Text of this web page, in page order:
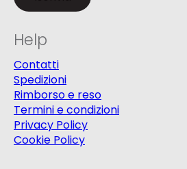
Help
Contatti
Spedizioni
Rimborso e reso
Termini e condizioni
Privacy Policy
Cookie Policy